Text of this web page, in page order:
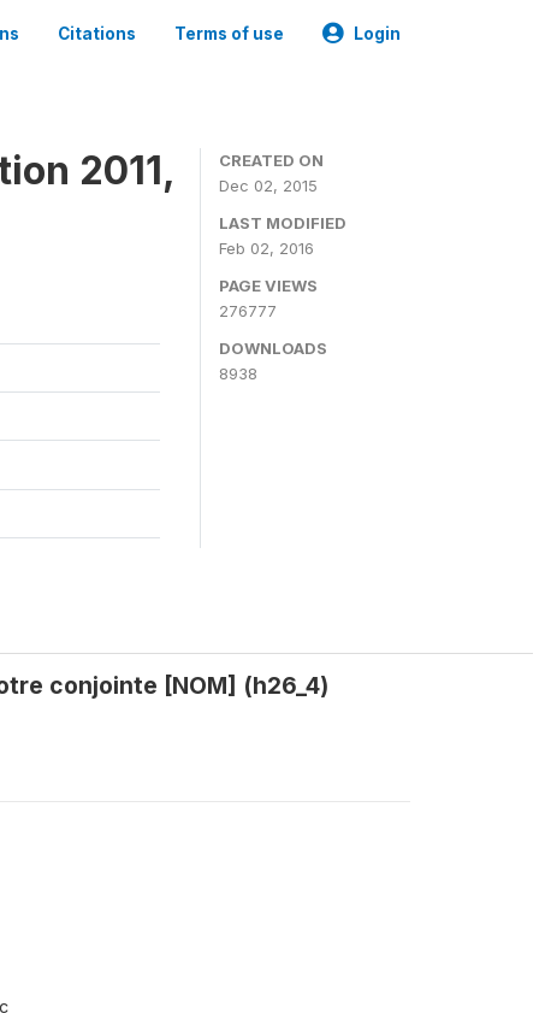
Citations Terms of use Login
2011,
CREATED ON
Dec 02, 2015
LAST MODIFIED
Feb 02, 2016
PAGE VIEWS
276777
DOWNLOADS
8938
conjointe [NOM] (h26_4)